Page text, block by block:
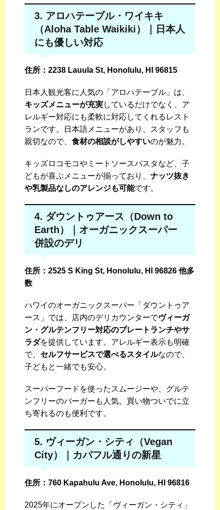
3. アロハテーブル・ワイキキ
（Aloha Table Waikiki）｜日本人
にも優しい対応
住所：2238 Lauula St, Honolulu, HI 96815
日本人観光客に人気の「アロハテーブル」は、
キッズメニューが充実しているだけでなく、ア
レルギー対応にも柔軟に対応してくれるレスト
ランです。日本語メニューがあり、スタッフも
親切なので、 食材の相談がしやすいのが魅力。
キッズロコモコやミートソースパスタなど、子
どもが喜ぶメニューが揃っており、 ナッツ抜き
や乳製品なしのアレンジも可能です。
4. ダウントゥアース（Down to
Earth）｜オーガニックスーパー
併設のデリ
住所：2525 S King St, Honolulu, HI 96826 他多
数
ハワイのオーガニックスーパー「ダウントゥア
ース」では、店内のデリカウンターでヴィーガ
ン・グルテンフリー対応のプレートランチやサ
ラダを提供しています。アレルギー表示も明確
で、 セルフサービスで選べるスタイルなので、
子どもと一緒でも安心。
スーパーフードを使ったスムージーや、グルテ
ンフリーのバーガーも人気。買い物ついでに立
ち寄れるのも便利です。
5. ヴィーガン・シティ（Vegan
City）｜カパフル通りの新星
住所：760 Kapahulu Ave, Honolulu, HI 96816
2025年にオープンした「ヴィーガン・シティ」